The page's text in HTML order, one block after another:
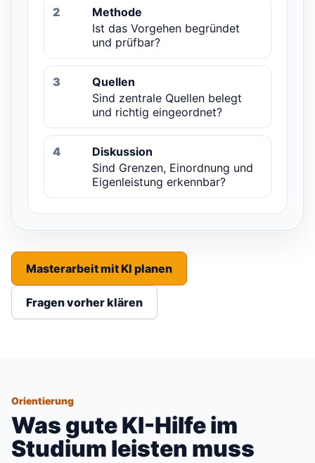
2
Methode
Ist das Vorgehen begründet
und prüfbar?
3
Quellen
Sind zentrale Quellen belegt
und richtig eingeordnet?
4
Diskussion
Sind Grenzen, Einordnung und
Eigenleistung erkennbar?
Masterarbeit mit KI planen
Fragen vorher klären
Orientierung
Was gute KI-Hilfe im
Studium leisten muss